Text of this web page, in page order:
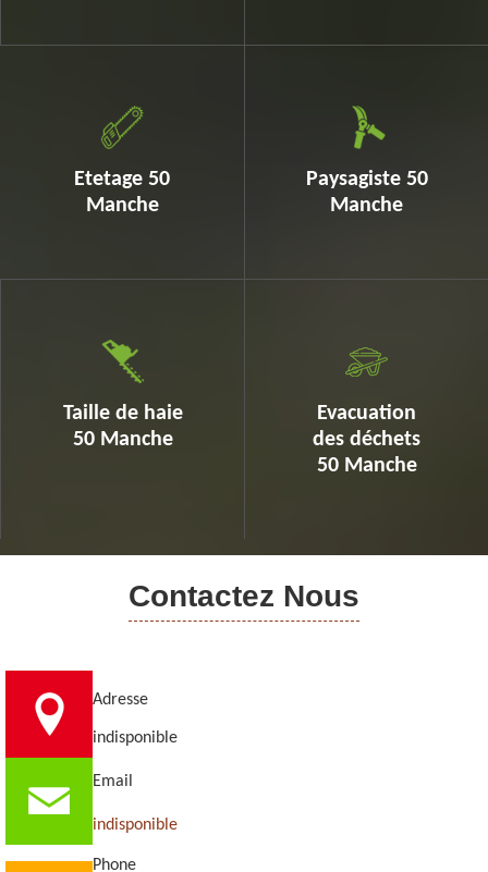
Etetage 50
Manche
Paysagiste 50
Manche
Taille de haie
50 Manche
Evacuation
des déchets
50 Manche
Contactez Nous
Adresse
indisponible
Email
indisponible
Phone